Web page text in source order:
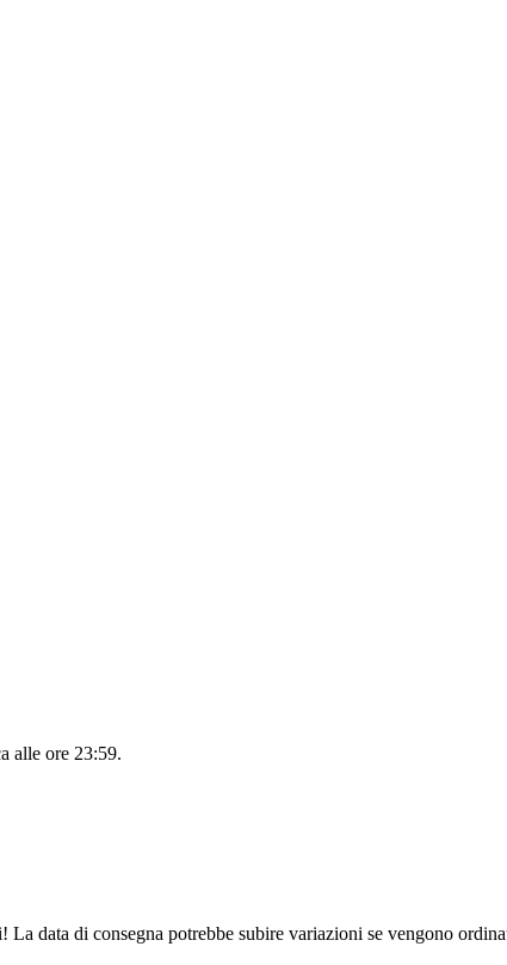
alle ore 23:59.
data di consegna potrebbe subire variazioni se vengono